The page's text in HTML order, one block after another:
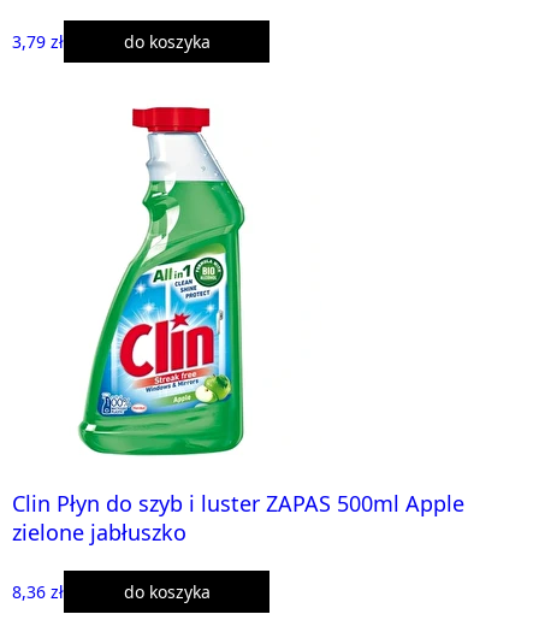
3,79 zł do koszyka
Clin Płyn do szyb i luster ZAPAS 500ml Apple
zielone jabłuszko
8,36 zł do koszyka